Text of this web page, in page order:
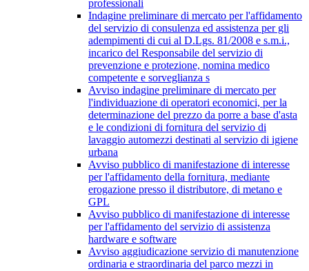
professionali
Indagine preliminare di mercato per l'affidamento
del servizio di consulenza ed assistenza per gli
adempimenti di cui al D.Lgs. 81/2008 e s.m.i.,
incarico del Responsabile del servizio di
prevenzione e protezione, nomina medico
competente e sorveglianza s
Avviso indagine preliminare di mercato per
l'individuazione di operatori economici, per la
determinazione del prezzo da porre a base d'asta
e le condizioni di fornitura del servizio di
lavaggio automezzi destinati al servizio di igiene
urbana
Avviso pubblico di manifestazione di interesse
per l'affidamento della fornitura, mediante
erogazione presso il distributore, di metano e
GPL
Avviso pubblico di manifestazione di interesse
per l'affidamento del servizio di assistenza
hardware e software
Avviso aggiudicazione servizio di manutenzione
ordinaria e straordinaria del parco mezzi in